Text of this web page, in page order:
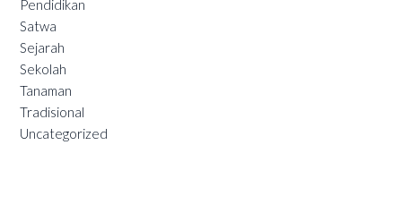
Pendidikan
Satwa
Sejarah
Sekolah
Tanaman
Tradisional
Uncategorized